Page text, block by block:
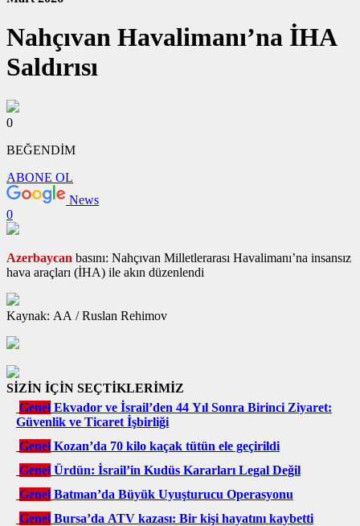
Nahçıvan Havalimanı’na İHA
Saldırısı
0
BEĞENDİM
ABONE OL
News
0
Azerbaycan basını: Nahçıvan Milletlerarası Havalimanı’na insansız
hava araçları (İHA) ile akın düzenlendi
Kaynak: AA / Ruslan Rehimov
SİZİN İÇİN SEÇTİKLERİMİZ
Genel Ekvador ve İsrail’den 44 Yıl Sonra Birinci Ziyaret:
Güvenlik ve Ticaret İşbirliği
Genel Kozan’da 70 kilo kaçak tütün ele geçirildi
Genel Ürdün: İsrail’in Kudüs Kararları Legal Değil
Genel Batman’da Büyük Uyuşturucu Operasyonu
Genel Bursa’da ATV kazası: Bir kişi hayatını kaybetti